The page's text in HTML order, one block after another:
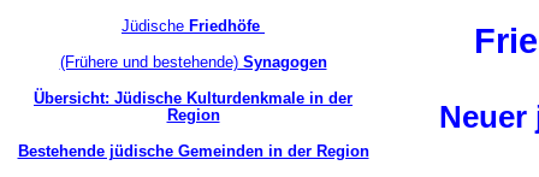
Jüdische Friedhöfe
(Frühere und bestehende)Synagogen
Übersicht: Jüdische Kulturdenkmale in der
Region
Bestehende jüdische Gemeinden in der Region